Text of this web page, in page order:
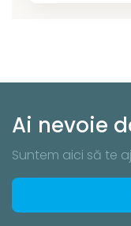
Ai nevoie
Suntem aici să te